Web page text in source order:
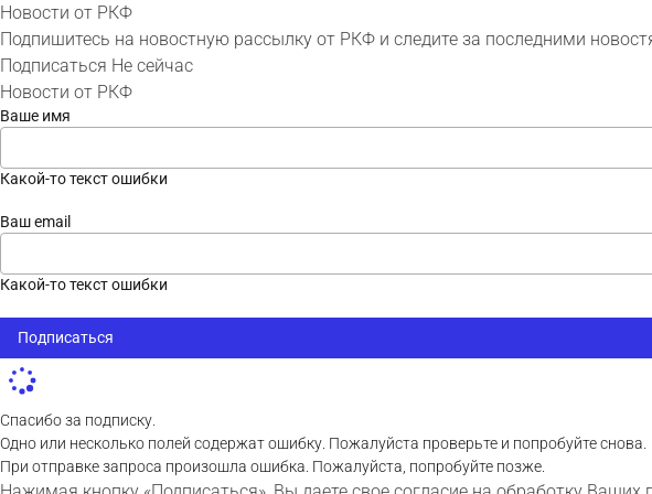
Новости от РКФ
Подпишитесь на новостную рассылку от РКФ и следите за последними
Подписаться Не сейчас
Новости от РКФ
Ваше имя
Какой-то текст ошибки
Ваш email
Какой-то текст ошибки
Подписаться
Спасибо за подписку.
Одно или несколько полей содержат ошибку. Пожалуйста проверьте и попробуйте снова.
При отправке запроса произошла ошибка. Пожалуйста, попробуйте позже.